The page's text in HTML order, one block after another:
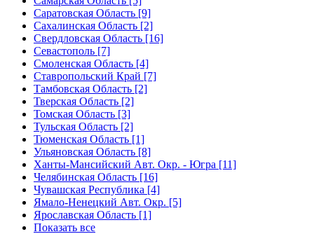
Саратовская Область [9]
Сахалинская Область [2]
Свердловская Область [16]
Севастополь [7]
Смоленская Область [4]
Ставропольский Край [7]
Тамбовская Область [2]
Тверская Область [2]
Томская Область [3]
Тульская Область [2]
Тюменская Область [1]
Ульяновская Область [8]
Ханты-Мансийский Авт. Окр. - Югра [11]
Челябинская Область [16]
Чувашская Республика [4]
Ямало-Ненецкий Авт. Окр. [5]
Ярославская Область [1]
Показать все